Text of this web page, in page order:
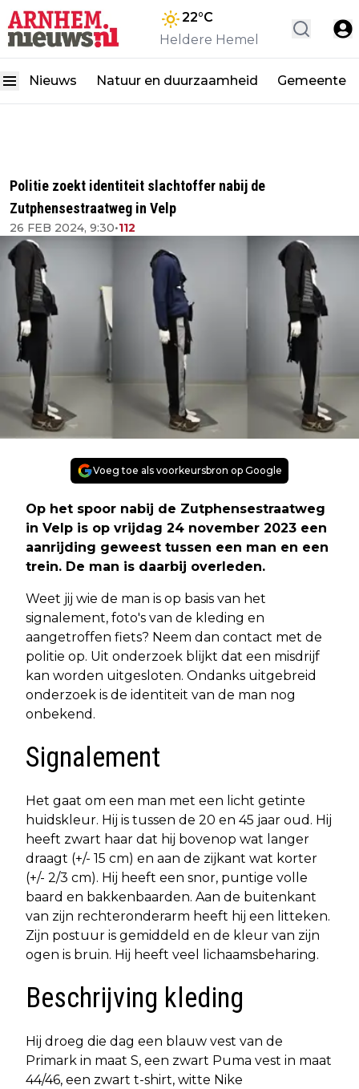
22°C
Heldere Hemel
Nieuws Natuur en duurzaamheid Gemeente
Politie zoekt identiteit slachtoffer nabij de
Zutphensestraatweg in Velp
26 FEB 2024, 9:30•112
Voeg toe als voorkeursbron op Google
Op het spoor nabij de Zutphensestraatweg
in Velp is op vrijdag 24 november 2023 een
aanrijding geweest tussen een man en een
trein. De man is daarbij overleden.
Weet jij wie de man is op basis van het
signalement, foto's van de kleding en
aangetroffen fiets? Neem dan contact met de
politie op. Uit onderzoek blijkt dat een misdrijf
kan worden uitgesloten. Ondanks uitgebreid
onderzoek is de identiteit van de man nog
onbekend.
Signalement
Het gaat om een man met een licht getinte
huidskleur. Hij is tussen de 20 en 45 jaar oud. Hij
heeft zwart haar dat hij bovenop wat langer
draagt (+/- 15 cm) en aan de zijkant wat korter
(+/- 2/3 cm). Hij heeft een snor, puntige volle
baard en bakkenbaarden. Aan de buitenkant
van zijn rechteronderarm heeft hij een litteken.
Zijn postuur is gemiddeld en de kleur van zijn
ogen is bruin. Hij heeft veel lichaamsbeharing.
Beschrijving kleding
Hij droeg die dag een blauw vest van de
Primark in maat S, een zwart Puma vest in maat
44/46, een zwart t-shirt, witte Nike